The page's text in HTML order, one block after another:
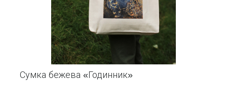
Сумка бежева «Годинник»